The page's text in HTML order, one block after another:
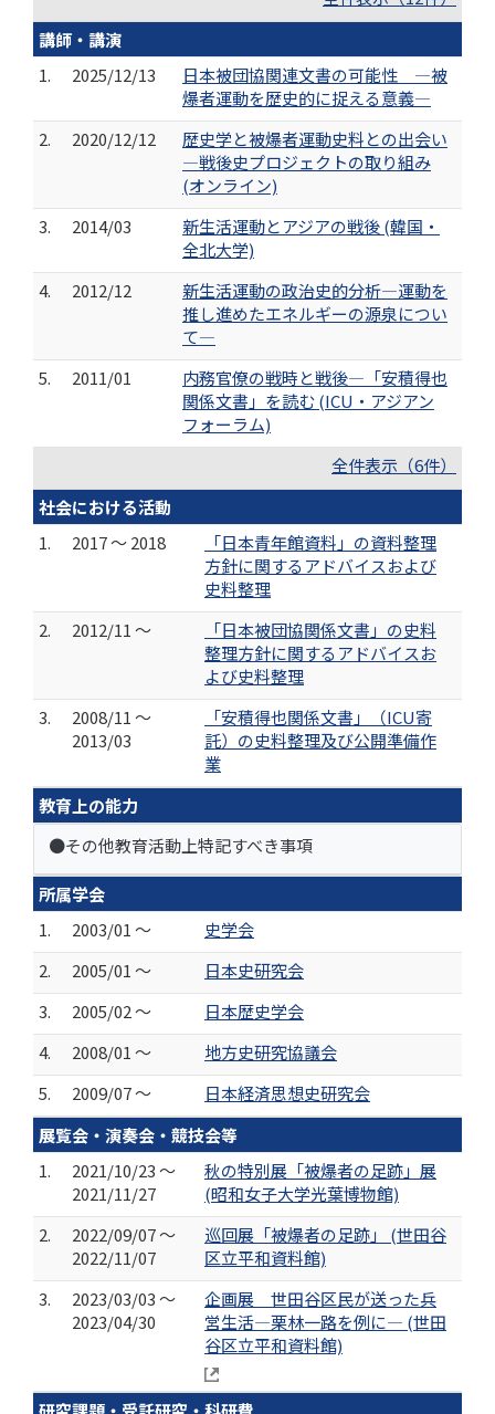
講師・講演
1.
2025/12/13
日本被団協関連文書の可能性 ―被
爆者運動を歴史的に捉える意義―
2.
2020/12/12
歴史学と被爆者運動史料との出会い
―戦後史プロジェクトの取り組み
(オンライン)
3.
2014/03
新生活運動とアジアの戦後 (韓国・
全北大学)
4.
2012/12
新生活運動の政治史的分析―運動を
推し進めたエネルギーの源泉につい
て―
5.
2011/01
内務官僚の戦時と戦後―「安積得也
関係文書」を読む (ICU・アジアン
フォーラム)
全件表示（6件）
社会における活動
1.
2017 ～ 2018
「日本青年館資料」の資料整理
方針に関するアドバイスおよび
史料整理
2.
2012/11 ～
「日本被団協関係文書」の史料
整理方針に関するアドバイスお
よび史料整理
3.
2008/11 ～
2013/03
「安積得也関係文書」（ICU寄
託）の史料整理及び公開準備作
業
教育上の能力
●その他教育活動上特記すべき事項
所属学会
1.
2003/01 ～
史学会
2.
2005/01 ～
日本史研究会
3.
2005/02 ～
日本歴史学会
4.
2008/01 ～
地方史研究協議会
5.
2009/07 ～
日本経済思想史研究会
展覧会・演奏会・競技会等
1.
2021/10/23 ～
2021/11/27
秋の特別展「被爆者の足跡」展
(昭和女子大学光葉博物館)
2.
2022/09/07 ～
2022/11/07
巡回展「被爆者の足跡」 (世田谷
区立平和資料館)
3.
2023/03/03 ～
2023/04/30
企画展 世田谷区民が送った兵
営生活―栗林一路を例に― (世田
谷区立平和資料館)